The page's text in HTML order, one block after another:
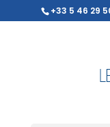
+33 5 46 29